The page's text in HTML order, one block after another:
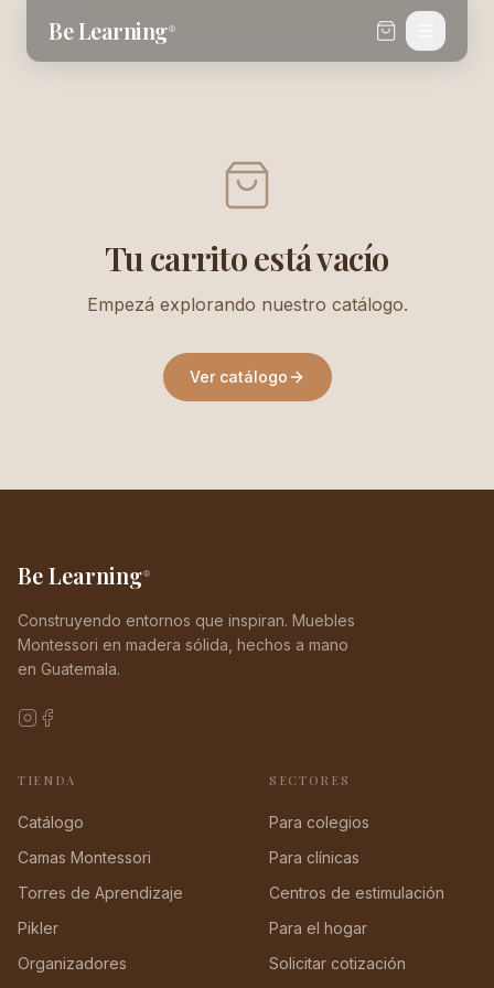
Be Learning®
Tu carrito está vacío
Empezá explorando nuestro catálogo.
Ver catálogo
Be Learning®
Construyendo entornos que inspiran. Muebles
Montessori en madera sólida, hechos a mano
en Guatemala.
TIENDA
Catálogo
Camas Montessori
Torres de Aprendizaje
Pikler
Organizadores
SECTORES
Para colegios
Para clínicas
Centros de estimulación
Para el hogar
Solicitar cotización